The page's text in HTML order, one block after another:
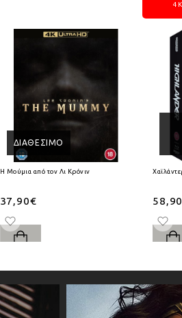
ΔΙΑΘΈΣΙΜΟ
Η Μούμια από τον Λι Κρόνιν (2026) 4K Ultra HD
37,90€